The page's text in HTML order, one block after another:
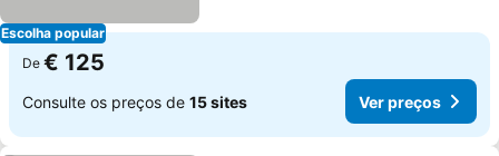
Escolha popular
De € 125
Consulte os preços de 15 sites Ver preços